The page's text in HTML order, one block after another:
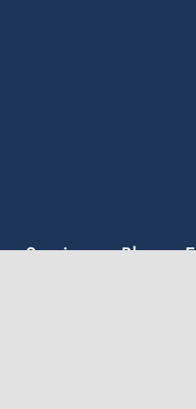
Services Blog